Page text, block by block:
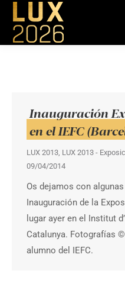
Inauguración
en el IEFC
LUX 2013, LUX 2013 -
09/04/2014
Os dejamos con
Inauguración de la
lugar ayer en el Institut
Catalunya. Fotografías
alumno del IEFC.